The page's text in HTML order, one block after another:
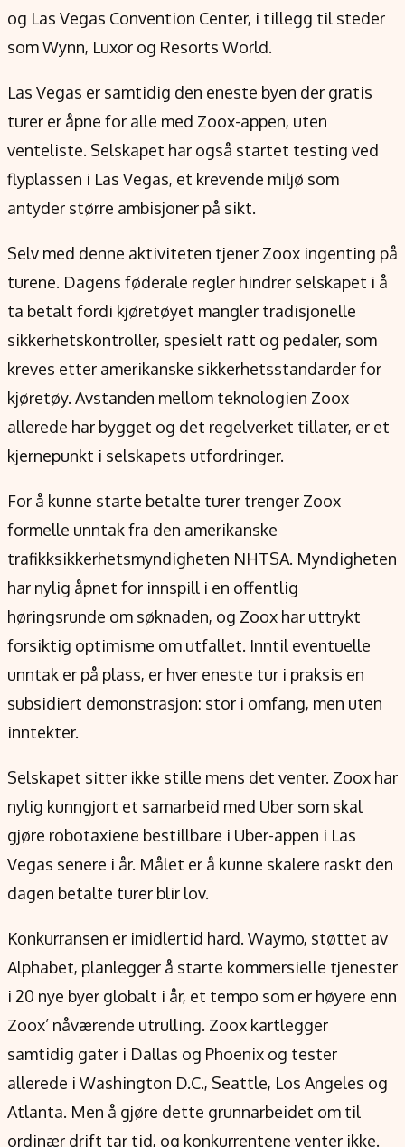
og Las Vegas Convention Center, i tillegg til steder
som Wynn, Luxor og Resorts World.
Las Vegas er samtidig den eneste byen der gratis
turer er åpne for alle med Zoox-appen, uten
venteliste. Selskapet har også startet testing ved
flyplassen i Las Vegas, et krevende miljø som
antyder større ambisjoner på sikt.
Selv med denne aktiviteten tjener Zoox ingenting på
turene. Dagens føderale regler hindrer selskapet i å
ta betalt fordi kjøretøyet mangler tradisjonelle
sikkerhetskontroller, spesielt ratt og pedaler, som
kreves etter amerikanske sikkerhetsstandarder for
kjøretøy. Avstanden mellom teknologien Zoox
allerede har bygget og det regelverket tillater, er et
kjernepunkt i selskapets utfordringer.
For å kunne starte betalte turer trenger Zoox
formelle unntak fra den amerikanske
trafikksikkerhetsmyndigheten NHTSA. Myndigheten
har nylig åpnet for innspill i en offentlig
høringsrunde om søknaden, og Zoox har uttrykt
forsiktig optimisme om utfallet. Inntil eventuelle
unntak er på plass, er hver eneste tur i praksis en
subsidiert demonstrasjon: stor i omfang, men uten
inntekter.
Selskapet sitter ikke stille mens det venter. Zoox har
nylig kunngjort et samarbeid med Uber som skal
gjøre robotaxiene bestillbare i Uber-appen i Las
Vegas senere i år. Målet er å kunne skalere raskt den
dagen betalte turer blir lov.
Konkurransen er imidlertid hard. Waymo, støttet av
Alphabet, planlegger å starte kommersielle tjenester
i 20 nye byer globalt i år, et tempo som er høyere enn
Zoox’ nåværende utrulling. Zoox kartlegger
samtidig gater i Dallas og Phoenix og tester
allerede i Washington D.C., Seattle, Los Angeles og
Atlanta. Men å gjøre dette grunnarbeidet om til
ordinær drift tar tid, og konkurrentene venter ikke.